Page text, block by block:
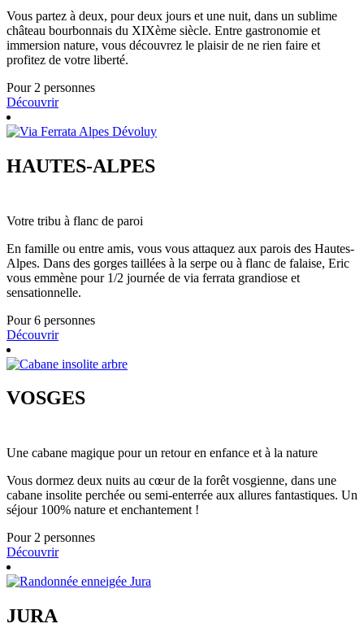
Vous partez à deux, pour deux jours et une nuit, dans un sublime
château bourbonnais du XIXème siècle. Entre gastronomie et
immersion nature, vous découvrez le plaisir de ne rien faire et
profitez de votre liberté.
Pour 2 personnes
Découvrir
HAUTES-ALPES
Votre tribu à flanc de paroi
En famille ou entre amis, vous vous attaquez aux parois des Hautes-
Alpes. Dans des gorges taillées à la serpe ou à flanc de falaise, Eric
vous emmène pour 1/2 journée de via ferrata grandiose et
sensationnelle.
Pour 6 personnes
Découvrir
VOSGES
Une cabane magique pour un retour en enfance et à la nature
Vous dormez deux nuits au cœur de la forêt vosgienne, dans une
cabane insolite perchée ou semi-enterrée aux allures fantastiques. Un
séjour 100% nature et enchantement !
Pour 2 personnes
Découvrir
JURA